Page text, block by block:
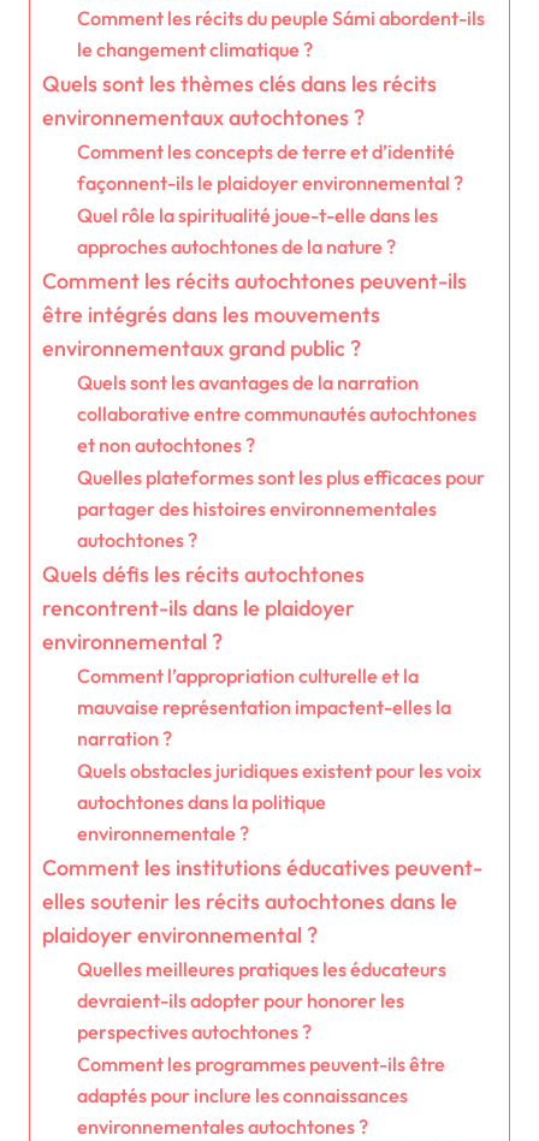
Comment les récits du peuple Sámi abordent-ils
le changement climatique ?
Quels sont les thèmes clés dans les récits
environnementaux autochtones ?
Comment les concepts de terre et d’identité
façonnent-ils le plaidoyer environnemental ?
Quel rôle la spiritualité joue-t-elle dans les
approches autochtones de la nature ?
Comment les récits autochtones peuvent-ils
être intégrés dans les mouvements
environnementaux grand public ?
Quels sont les avantages de la narration
collaborative entre communautés autochtones
et non autochtones ?
Quelles plateformes sont les plus efficaces pour
partager des histoires environnementales
autochtones ?
Quels défis les récits autochtones
rencontrent-ils dans le plaidoyer
environnemental ?
Comment l’appropriation culturelle et la
mauvaise représentation impactent-elles la
narration ?
Quels obstacles juridiques existent pour les voix
autochtones dans la politique
environnementale ?
Comment les institutions éducatives peuvent-
elles soutenir les récits autochtones dans le
plaidoyer environnemental ?
Quelles meilleures pratiques les éducateurs
devraient-ils adopter pour honorer les
perspectives autochtones ?
Comment les programmes peuvent-ils être
adaptés pour inclure les connaissances
environnementales autochtones ?